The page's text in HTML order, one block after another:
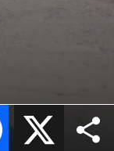
X
Facebook